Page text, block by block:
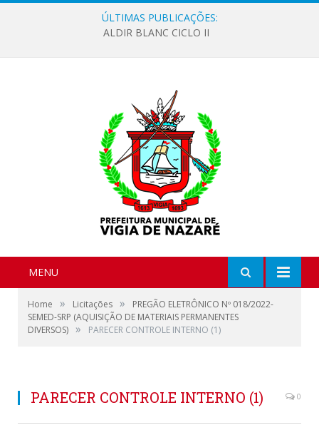
ÚLTIMAS PUBLICAÇÕES:
ALDIR BLANC CICLO II
MENU
Home » Licitações »
PREGÃO ELETRÔNICO Nº 018/2022-
SEMED-SRP (AQUISIÇÃO DE MATERIAIS PERMANENTES
DIVERSOS) » PARECER CONTROLE INTERNO (1)
PARECER CONTROLE INTERNO (1) 0